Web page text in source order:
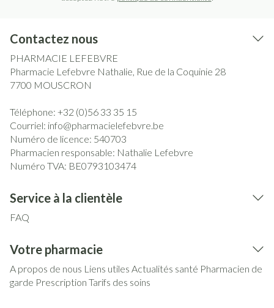
Contactez nous
PHARMACIE LEFEBVRE
Pharmacie Lefebvre Nathalie, Rue de la Coquinie 28
7700 MOUSCRON
Téléphone: +32 (0)56 33 35 15
Courriel: info@pharmacielefebvre.be
Numéro de licence: 540703
Pharmacien responsable: Nathalie Lefebvre
Numéro TVA: BE0793103474
Service à la clientèle
FAQ
Votre pharmacie
A propos de nous Liens utiles Actualités santé Pharmacien de
garde Prescription Tarifs des soins